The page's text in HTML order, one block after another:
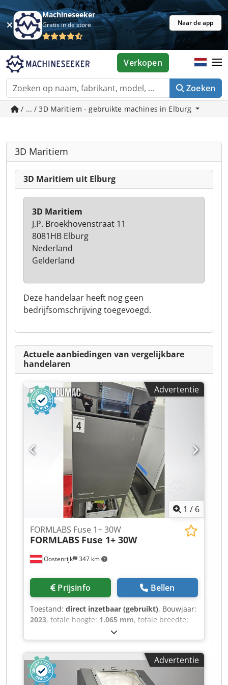
Machineseeker
Gratis in de store Naar de app
Zoeken
Verkopen
/ ... / 3D Maritiem - gebruikte machines in Elburg
3D Maritiem
3D Maritiem uit Elburg
Deze handelaar heeft nog geen
bedrijfsomschrijving toegevoegd.
3D Maritiem
J.P. Broekhovenstraat 11
8081HB Elburg
Nederland
Gelderland
Actuele aanbiedingen van vergelijkbare
handelaren
Advertentie
1 / 6
Oostenrijk 347 km
FORMLABS Fuse 1+ 30W
FORMLABS Fuse 1+ 30W
Prijsinfo Bellen
Toestand: direct inzetbaar (gebruikt), Bouwjaar:
2023, totale hoogte: 1.065 mm, totale breedte:
, totaalgewicht:120 kg
verplaatsingsafstand X-as:165 mm,
productlengte (max.):685 mm, aantal assen:3,
Kunststof 3D-printer, geproduceerd in 2023.
Deze FORMLABS Fuse 1+ 30W maakt gebruik van
Advertentie